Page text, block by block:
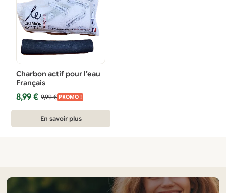
Charbon actif pour l’eau
Français
9,99€
Le
était :
8,99€
Le
est :
PROMO !
En savoir plus